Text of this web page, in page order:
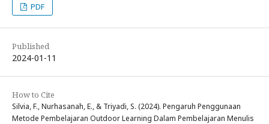
PDF
Published
2024-01-11
How to Cite
Silvia, F., Nurhasanah, E., & Triyadi, S. (2024). Pengaruh Penggunaan
Metode Pembelajaran Outdoor Learning Dalam Pembelajaran Menulis